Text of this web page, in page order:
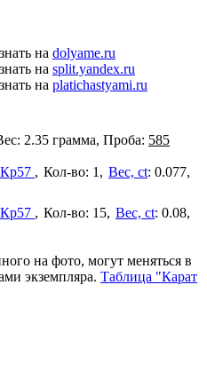
на dolyame.ru
на split.yandex.ru
на platichastyami.ru
2.35 грамма, Проба: 585
Кр57 1 Вес, ct: 0.077
Кр57 15 Вес, ct: 0.08
на фото, могут меняться в
экземпляра. Таблица "Карат